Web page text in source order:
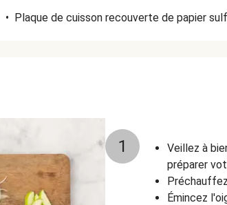
• Plaque de cuisson recouverte de papier
1
Veillez à
préparer
Émincez